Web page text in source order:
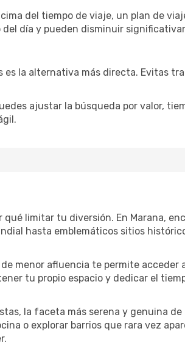
del tiempo de viaje, un plan de
día y pueden disminuir
la alternativa más directa. Evitas
ajustar la búsqueda por valor,
qué limitar tu diversión. En Marana,
hasta emblemáticos sitios
menor afluencia te permite acceder
tu propio espacio y dedicar el
la faceta más serena y genuina de
o explorar barrios que rara vez